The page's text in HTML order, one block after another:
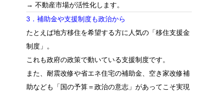
→ 不動産市場が活性化します。
3．補助金や支援制度も政治から
たとえば地方移住を希望する方に人気の「移住支援金
制度」。
これも政府の政策で動いている支援制度です。
また、耐震改修や省エネ住宅の補助金、空き家改修補
助なども「国の予算＝政治の意志」があってこそ実現